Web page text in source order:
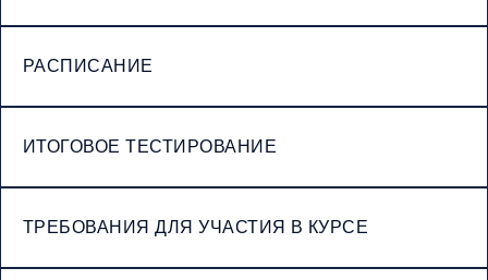
РАСПИСАНИЕ
ИТОГОВОЕ ТЕСТИРОВАНИЕ
ТРЕБОВАНИЯ ДЛЯ УЧАСТИЯ В КУРСЕ